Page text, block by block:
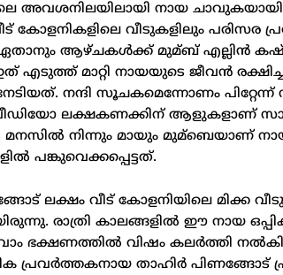
അവശനിലയിലായി നായ
കോളനികളിലെ വീടുകളിലും പരിസര
ആഴ്ചകള്‍ക്ക് മുമ്ബ് എല്ലിന്‍
എടുത്ത് മാറ്റി നായയുടെ ജീവന്‍
നന്ദി സൂചകമെന്നോണം
ലക്ഷകണക്കിന് ആളുകളാണ്
നിന്നും മായും മുമ്ബെയാണ്
പങ്കുവെക്കപ്പെട്ടത്.
ലക്ഷം വീട് കോളനിയിലെ മിക്ക
രാത്രി കാലങ്ങളില്‍ ഈ നായ
ഭക്ഷണത്തില്‍ വിഷം കലർത്തി
പ്രവര്‍ത്തകനായ താഹിര്‍ പിണങ്ങോട്